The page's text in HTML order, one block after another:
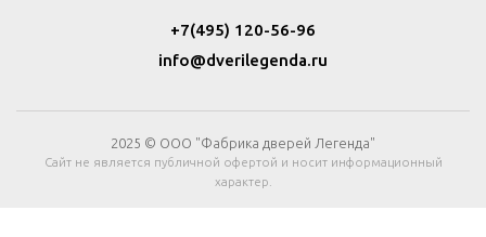
+7(495) 120-56-96
info@dverilegenda.ru
2025 © ООО "Фабрика дверей Легенда"
Сайт не является публичной офертой и носит информационный
характер.